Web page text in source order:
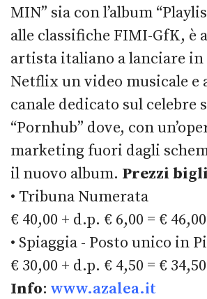
MIN” sia con l’album
alle classifiche FIMI-GfK, è
artista italiano a lanciare in
Netflix un video musicale e
canale dedicato sul celebre
“Pornhub” dove, con
marketing fuori dagli
il nuovo album. Prezzi
• Tribuna Numerata
€ 40,00 + d.p. € 6,00 = € 46,00
• Spiaggia - Posto unico in
€ 30,00 + d.p. € 4,50 = € 34,50
Info: www.azalea.it